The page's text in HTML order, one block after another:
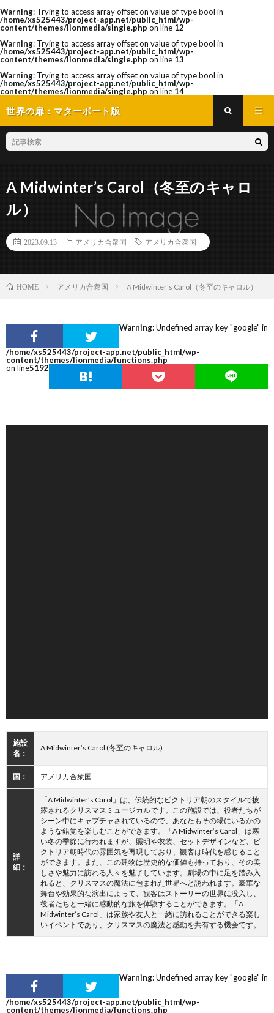
Warning: Trying to access array offset on value of type bool in
/home/xs525443/project-app.net/public_html/wp-
content/themes/lionmedia/single.php on line 12
Warning: Trying to access array offset on value of type bool in
/home/xs525443/project-app.net/public_html/wp-
content/themes/lionmedia/single.php on line 13
Warning: Trying to access array offset on value of type bool in
/home/xs525443/project-app.net/public_html/wp-
content/themes/lionmedia/single.php on line 14
世界の扉：マターポート版
A Midwinter’s Carol（冬至のキャロ
ル）
2023.09.13 アメリカ合衆国 アメリカ合衆国
HOME アメリカ合衆国 A Midwinter's Carol（冬至のキャロル）
Warning: Undefined array key "google" in
/home/xs525443/project-app.net/public_html/wp-
content/themes/lionmedia/functions.php
on line5192
施設
名：
A Midwinter’s Carol (冬至のキャロル)
国： アメリカ合衆国
詳
細：
「A Midwinter’s Carol」は、伝統的なビクトリア朝のスタイルで披
露されるクリスマスミュージカルです。この施設では、役者たちが
シーン中にキャプチャされているので、あなたもその場にいるかの
ような錯覚を楽しむことができます。「A Midwinter’s Carol」は寒
い冬の季節に行われますが、照明や衣装、セットデザインなど、ビ
クトリア朝時代の雰囲気を再現しており、観客は時代を感じること
ができます。また、この建物は歴史的な価値も持っており、その美
しさや魅力に訪れる人々を魅了しています。劇場の中に足を踏み入
れると、クリスマスの魔法に包まれた世界へと誘われます。豪華な
舞台や効果的な演出によって、観客はストーリーの世界に没入し、
役者たちと一緒に感動的な旅を体験することができます。「A
Midwinter’s Carol」は家族や友人と一緒に訪れることができる楽し
いイベントであり、クリスマスの魔法と感動を共有する機会です。
Warning: Undefined array key "google" in
/home/xs525443/project-app.net/public_html/wp-
content/themes/lionmedia/functions.php